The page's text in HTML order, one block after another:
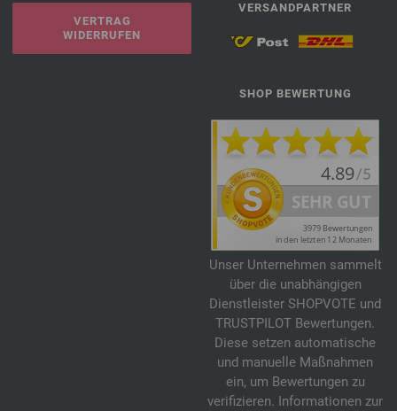
VERTRAG
WIDERRUFEN
VERSANDPARTNER
SHOP BEWERTUNG
Unser Unternehmen sammelt
über die unabhängigen
Dienstleister SHOPVOTE und
TRUSTPILOT Bewertungen.
Diese setzen automatische
und manuelle Maßnahmen
ein, um Bewertungen zu
verifizieren. Informationen zur